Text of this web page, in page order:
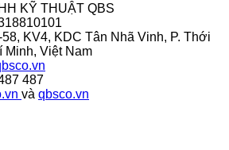
KỸ THUẬT QBS
KV4, KDC Tân Nhã Vinh, P. Thới
Minh, Việt Nam
487
và qbsco.vn